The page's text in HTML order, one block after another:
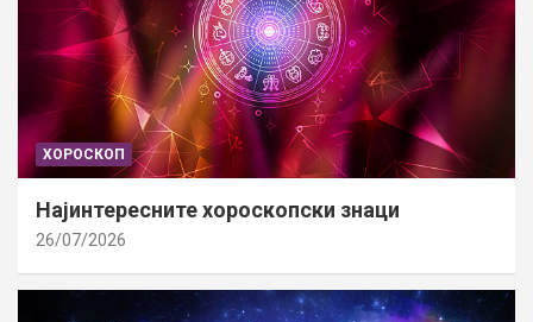
ХОРОСКОП
Најинтересните хороскопски знаци
26/07/2026